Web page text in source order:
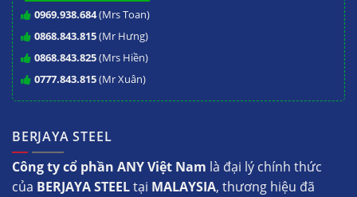
0969.938.684(Mrs Toan)
0868.843.815(Mr Hưng)
0868.843.825(Mrs Hiền)
0777.843.815(Mr Xuân)
BERJAYA STEEL
Công ty cổ phần ANY Việt Nam là đại lý chính thức
của BERJAYA STEELtại MALAYSIA, thương hiệu đã